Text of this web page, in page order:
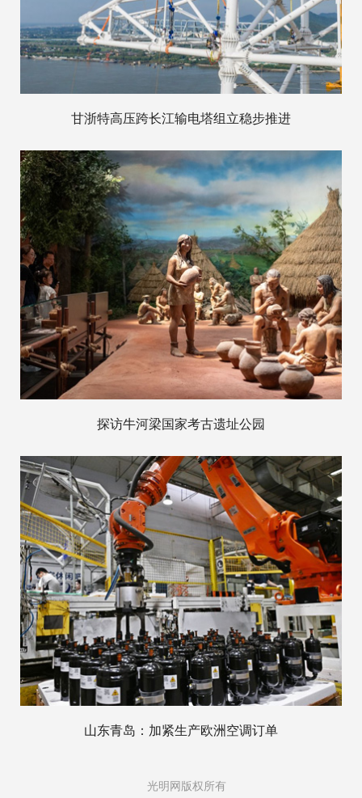
甘浙特高压跨长江输电塔组立稳步推进
探访牛河梁国家考古遗址公园
山东青岛：加紧生产欧洲空调订单
光明网版权所有